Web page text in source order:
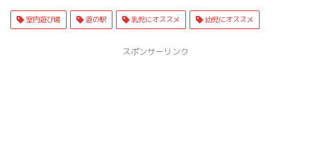
室内遊び場 道の駅 乳児にオススメ 幼児にオススメ
スポンサーリンク